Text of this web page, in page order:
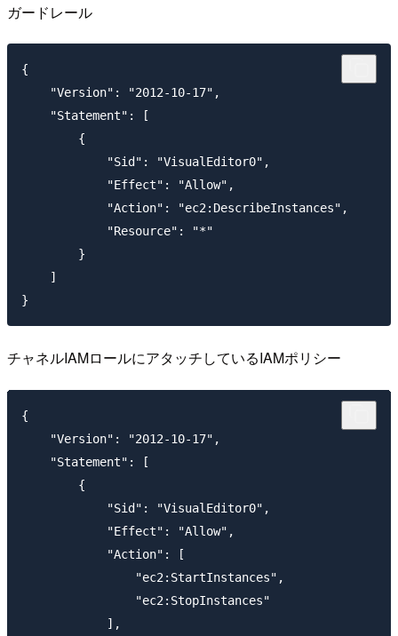
ガードレール
{
    "Version": "2012-10-17",
    "Statement": [
        {
            "Sid": "VisualEditor0",
            "Effect": "Allow",
            "Action": "ec2:DescribeInstances",
            "Resource": "*"
        }
    ]
チャネルIAMロールにアタッチしているIAMポリシー
{
    "Version": "2012-10-17",
    "Statement": [
        {
            "Sid": "VisualEditor0",
            "Effect": "Allow",
            "Action": [
                "ec2:StartInstances",
                "ec2:StopInstances"
            ],